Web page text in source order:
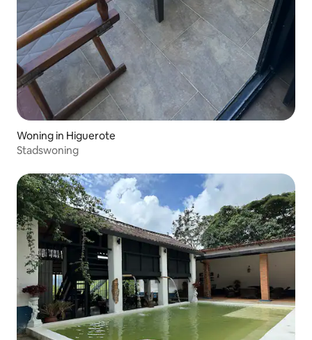
Woning in Higuerote
Stadswoning